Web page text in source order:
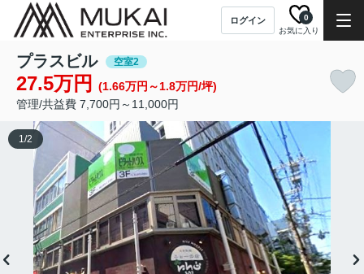
ログイン
お気に入り
0
プラスビル 空室2
27.5万円
(1.66万円～1.8万円/坪)
管理/共益費 7,700円～11,000円
1/2